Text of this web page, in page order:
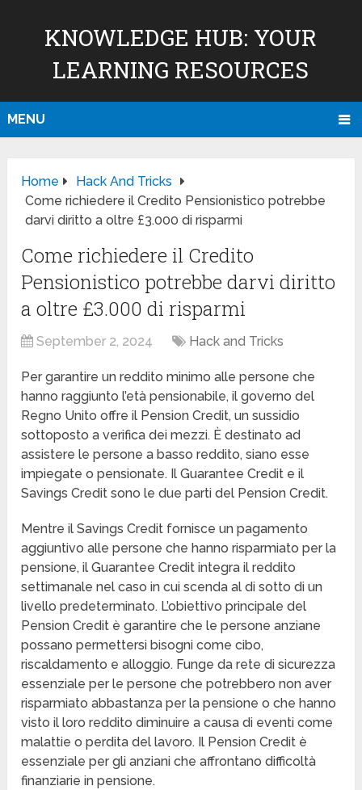
KNOWLEDGE HUB: YOUR
LEARNING RESOURCES
MENU
Home
Hack And Tricks
Come richiedere il Credito Pensionistico potrebbe
darvi diritto a oltre £3.000 di risparmi
Come richiedere il Credito
Pensionistico potrebbe darvi diritto
a oltre £3.000 di risparmi
September 2, 2024 Hack and Tricks
Per garantire un reddito minimo alle persone che
hanno raggiunto l’età pensionabile, il governo del
Regno Unito offre il Pension Credit, un sussidio
sottoposto a verifica dei mezzi. È destinato ad
assistere le persone a basso reddito, siano esse
impiegate o pensionate. Il Guarantee Credit e il
Savings Credit sono le due parti del Pension Credit.
Mentre il Savings Credit fornisce un pagamento
aggiuntivo alle persone che hanno risparmiato per la
pensione, il Guarantee Credit integra il reddito
settimanale nel caso in cui scenda al di sotto di un
livello predeterminato. L’obiettivo principale del
Pension Credit è garantire che le persone anziane
possano permettersi bisogni come cibo,
riscaldamento e alloggio. Funge da rete di sicurezza
essenziale per le persone che potrebbero non aver
risparmiato abbastanza per la pensione o che hanno
visto il loro reddito diminuire a causa di eventi come
malattie o perdita del lavoro. Il Pension Credit è
essenziale per gli anziani che affrontano difficoltà
finanziarie in pensione.